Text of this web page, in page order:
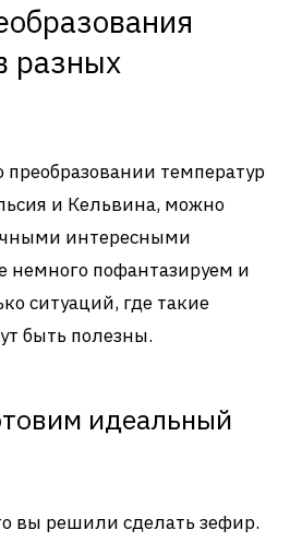
разных
преобразовании температур
и Кельвина, можно
интересными
немного пофантазируем и
ситуаций, где такие
быть полезны.
идеальный
вы решили сделать зефир.